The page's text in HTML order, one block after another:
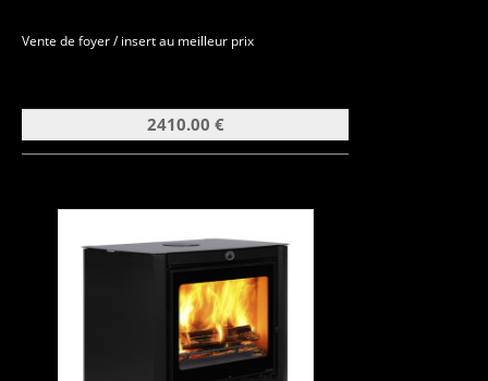
Vente de foyer / insert au meilleur prix
2410.00 €